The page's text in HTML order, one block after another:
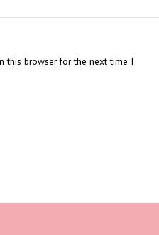
this browser for the next time I